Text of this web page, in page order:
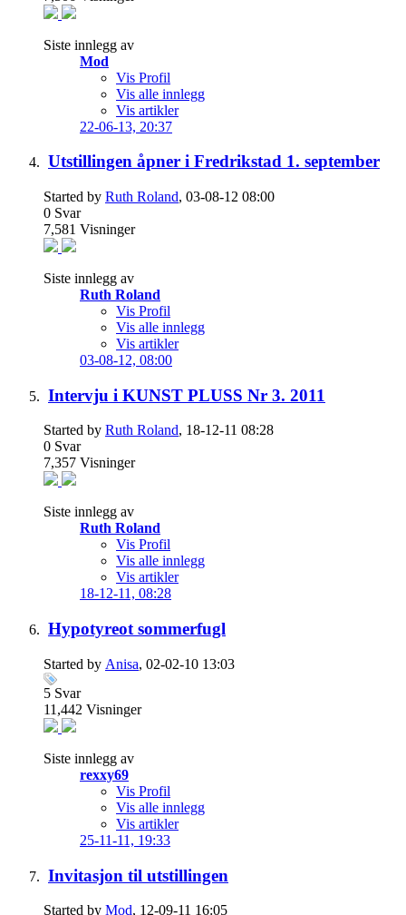
Siste innlegg av
Mod
Vis Profil
Vis alle innlegg
Vis artikler
22-06-13, 20:37
Utstillingen åpner i Fredrikstad 1. september
Started by Ruth Roland, 03-08-12 08:00
0 Svar
7,581 Visninger
Siste innlegg av
Ruth Roland
Vis Profil
Vis alle innlegg
Vis artikler
03-08-12, 08:00
Intervju i KUNST PLUSS Nr 3. 2011
Started by Ruth Roland, 18-12-11 08:28
0 Svar
7,357 Visninger
Siste innlegg av
Ruth Roland
Vis Profil
Vis alle innlegg
Vis artikler
18-12-11, 08:28
Hypotyreot sommerfugl
Started by Anisa, 02-02-10 13:03
5 Svar
11,442 Visninger
Siste innlegg av
rexxy69
Vis Profil
Vis alle innlegg
Vis artikler
25-11-11, 19:33
Invitasjon til utstillingen
Started by Mod, 12-09-11 16:05